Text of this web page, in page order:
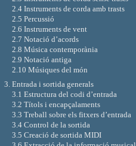
2.4 Instruments de corda amb trasts
2.5 Percussió
2.6 Instruments de vent
2.7 Notació d’acords
2.8 Música contemporània
2.9 Notació antiga
2.10 Músiques del món
3. Entrada i sortida generals
3.1 Estructura del codi d’entrada
3.2 Títols i encapçalaments
3.3 Treball sobre els fitxers d’entrada
3.4 Control de la sortida
3.5 Creació de sortida MIDI